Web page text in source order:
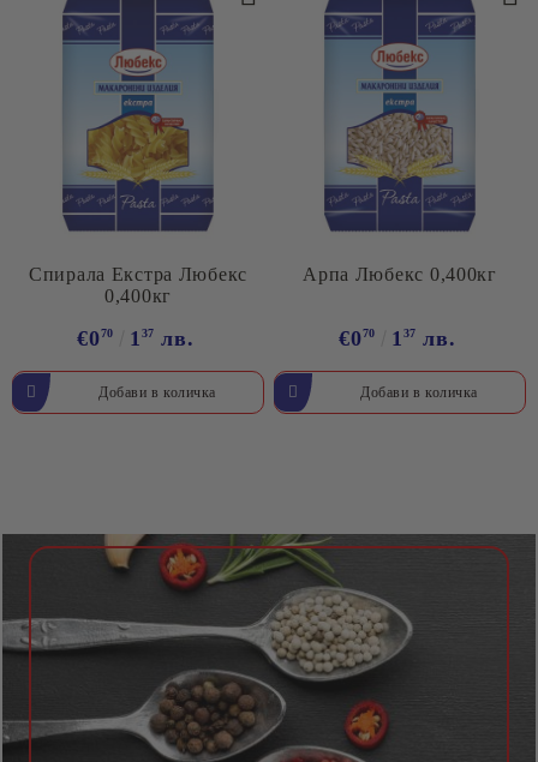
Спирала Екстра Любекс
0,400кг
€070 1 37 лв.
Арпа Любекс 0,400кг
€070 1 37 лв.